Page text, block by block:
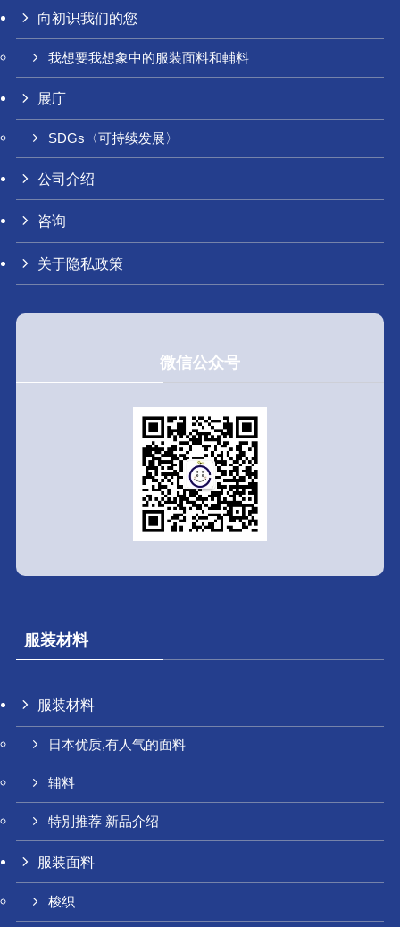
向初识我们的您
我想要我想象中的服装面料和輔料
展庁
SDGs〈可持续发展〉
公司介绍
咨询
关于隐私政策
微信公众号
服装材料
服装材料
日本优质,有人气的面料
辅料
特別推荐 新品介绍
服装面料
梭织